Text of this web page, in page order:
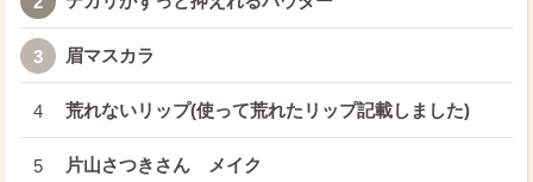
3 眉マスカラ
4 荒れないリップ(使って荒れたリップ記載しました)
5 片山さつきさん メイク